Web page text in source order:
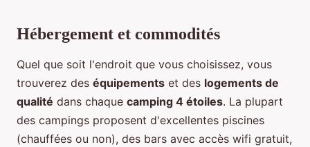
Hébergement et commodités
Quel que soit l'endroit que vous choisissez, vous
trouverez des équipements et des logements de
qualité dans chaque camping 4 étoiles. La plupart
des campings proposent d'excellentes piscines
(chauffées ou non), des bars avec accès wifi gratuit,